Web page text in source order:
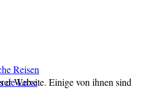
Reisen
de Luxe
Website. Einige von ihnen sind